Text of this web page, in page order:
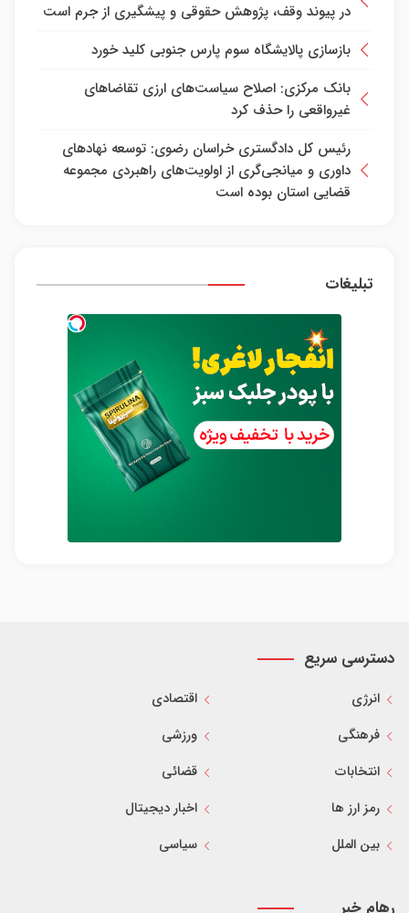
در پیوند وقف، پژوهش حقوقی و پیشگیری از جرم است
بازسازی پالایشگاه سوم پارس جنوبی کلید خورد
بانک مرکزی: اصلاح سیاست‌های ارزی تقاضاهای
غیرواقعی را حذف کرد
رئیس کل دادگستری خراسان رضوی: توسعه نهاد‌های
داوری و میانجی‌گری از اولویت‌های راهبردی مجموعه
قضایی استان بوده است
تبلیغات
دسترسی سریع
انرژی
اقتصادی
فرهنگی
ورزشی
انتخابات
قضائی
رمز ارز ها
اخبار دیجیتال
بین الملل
سیاسی
رهام خبر